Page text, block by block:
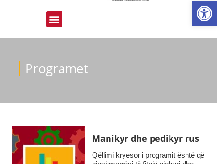
Programet
Manikyr dhe pedikyr rus
Qëllimi kryesor i programit është që